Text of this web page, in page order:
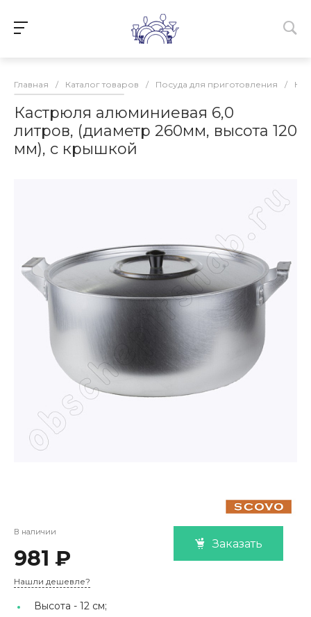
Главная / Каталог товаров / Посуда для приготовления /
Кастрюля алюминиевая 6,0
литров, (диаметр 260мм, высота 120
мм), с крышкой
В наличии
981 ₽
Заказать
Нашли дешевле?
Высота - 12 см;